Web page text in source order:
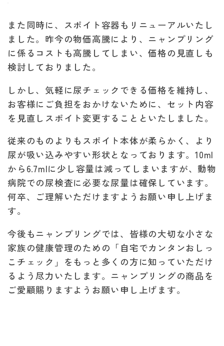
また同時に、スポイト容器もリニューアルいたし
ました。昨今の物価高騰により、ニャンプリング
に係るコストも高騰してしまい、価格の見直しも
検討しておりました。
しかし、気軽に尿チェックできる価格を維持し、
お客様にご負担をおかけないために、セット内容
を見直しスポイト変更することといたしました。
従来のものよりもスポイト本体が柔らかく、より
尿が吸い込みやすい形状となっております。10ml
から6.7mlに少し容量は減ってしまいますが、動物
病院での尿検査に必要な尿量は確保しています。
何卒、ご理解いただけますようお願い申し上げま
す。
今後もニャンプリングでは、皆様の大切な小さな
家族の健康管理のための「自宅でカンタンおしっ
こチェック」をもっと多くの方に知っていただけ
るよう尽力いたします。ニャンプリングの商品を
ご愛顧賜りますようお願い申し上げます。